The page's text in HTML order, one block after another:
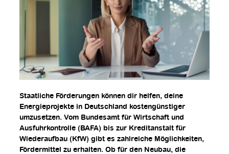
Staatliche Förderungen können dir helfen, deine
Energieprojekte in Deutschland kostengünstiger
umzusetzen. Vom Bundesamt für Wirtschaft und
Ausfuhrkontrolle (BAFA) bis zur Kreditanstalt für
Wiederaufbau (KfW) gibt es zahlreiche Möglichkeiten,
Fördermittel zu erhalten. Ob für den Neubau, die